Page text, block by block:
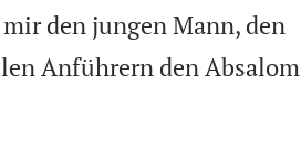
den jungen Mann, den
Anführern den Absalom